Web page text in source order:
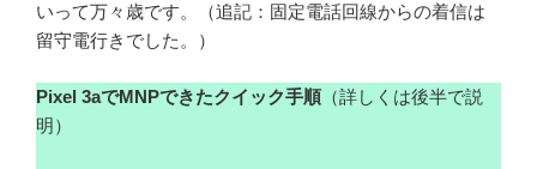
いって万々歳です。（追記：固定電話回線からの着信は
留守電行きでした。）
Pixel 3aでMNPできたクイック手順（詳しくは後半で説
明）